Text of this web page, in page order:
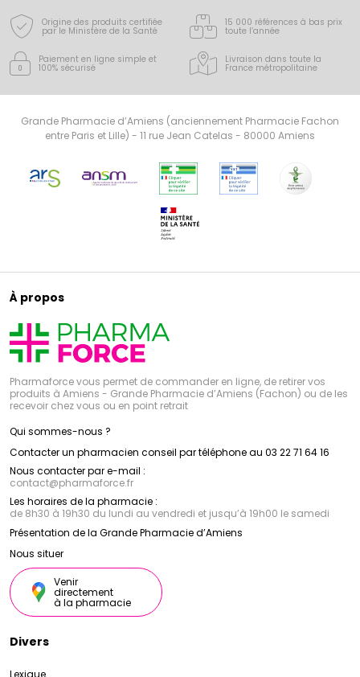
Origine des produits certifiée
par le Ministère de la Santé
15 000 références à bas prix
toute l’année
Paiement en ligne simple et
100% sécurisé
Livraison dans toute la
France métropolitaine
Grande Pharmacie d’Amiens (anciennement Pharmacie Fachon
entre Paris et Lille) - 11 rue Jean Catelas - 80000 Amiens
À propos
Pharmaforce vous permet de commander en ligne, de retirer vos
produits à Amiens - Grande Pharmacie d’Amiens (Fachon) ou de les
recevoir chez vous ou en point retrait
Qui sommes-nous ?
Contacter un pharmacien conseil par téléphone au 03 22 71 64 16
Nous contacter par e-mail :
contact@pharmaforce.fr
Les horaires de la pharmacie :
de 8h30 à 19h30 du lundi au vendredi et jusqu’à 19h00 le samedi
Présentation de la Grande Pharmacie d’Amiens
Nous situer
Venir
directement
à la pharmacie
Divers
Lexique